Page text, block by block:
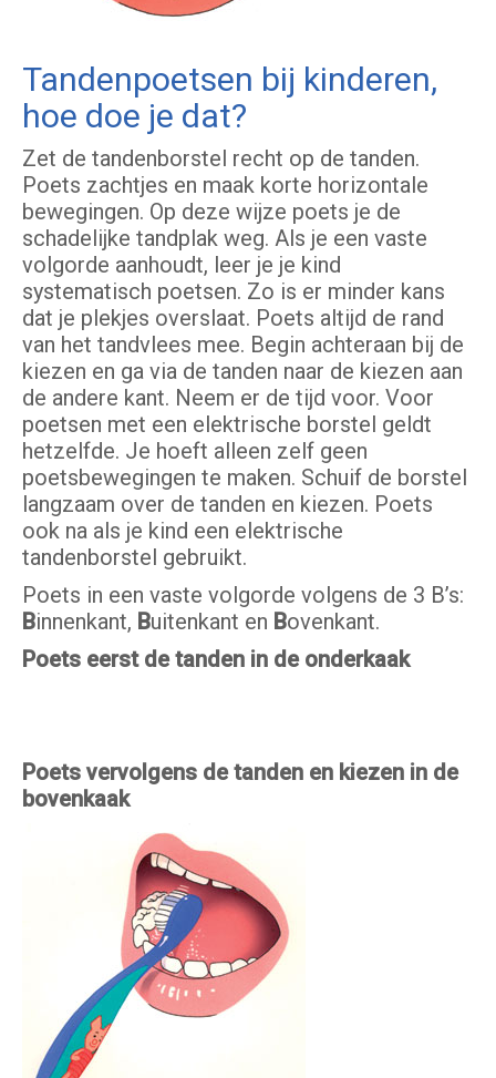
Tandenpoetsen bij kinderen,
hoe doe je dat?
Zet de tandenborstel recht op de tanden.
Poets zachtjes en maak korte horizontale
bewegingen. Op deze wijze poets je de
schadelijke tandplak weg. Als je een vaste
volgorde aanhoudt, leer je je kind
systematisch poetsen. Zo is er minder kans
dat je plekjes overslaat. Poets altijd de rand
van het tandvlees mee. Begin achteraan bij de
kiezen en ga via de tanden naar de kiezen aan
de andere kant. Neem er de tijd voor. Voor
poetsen met een elektrische borstel geldt
hetzelfde. Je hoeft alleen zelf geen
poetsbewegingen te maken. Schuif de borstel
langzaam over de tanden en kiezen. Poets
ook na als je kind een elektrische
tandenborstel gebruikt.
Poets in een vaste volgorde volgens de 3 B’s:
Binnenkant, Buitenkant en Bovenkant.
Poets eerst de tanden in de onderkaak
Poets vervolgens de tanden en kiezen in de
bovenkaak